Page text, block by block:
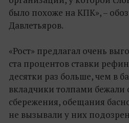
было похоже на КПК», –
Давлетьяров.
«Рост» предлагал очень
ста процентов ставки
десятки раз больше, чем в
вкладчики толпами бежали
сбережения, обещания
не вызывали у них